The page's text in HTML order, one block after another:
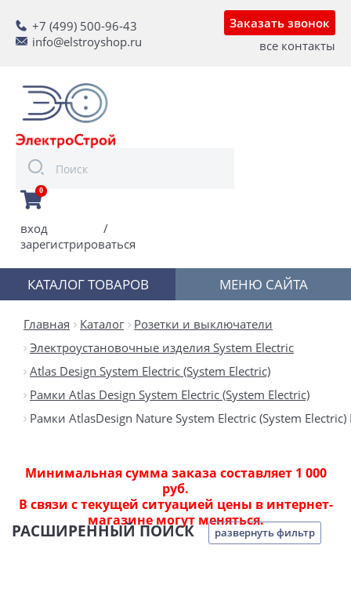
+7 (499) 500-96-43
info@elstroyshop.ru
Заказать звонок
все контакты
0
вход
/
зарегистрироваться
КАТАЛОГ ТОВАРОВ МЕНЮ САЙТА
Главная Каталог
Розетки и выключатели
Электроустановочные изделия System Electric
Atlas Design System Electric (System Electric)
Рамки Atlas Design System Electric (System Electric)
Рамки AtlasDesign Nature System Electric (System
Минимальная сумма заказа составляет 1 000
руб.
В связи с текущей ситуацией цены в интернет-
магазине могут меняться.
РАСШИРЕННЫЙ ПОИСК развернуть фильтр